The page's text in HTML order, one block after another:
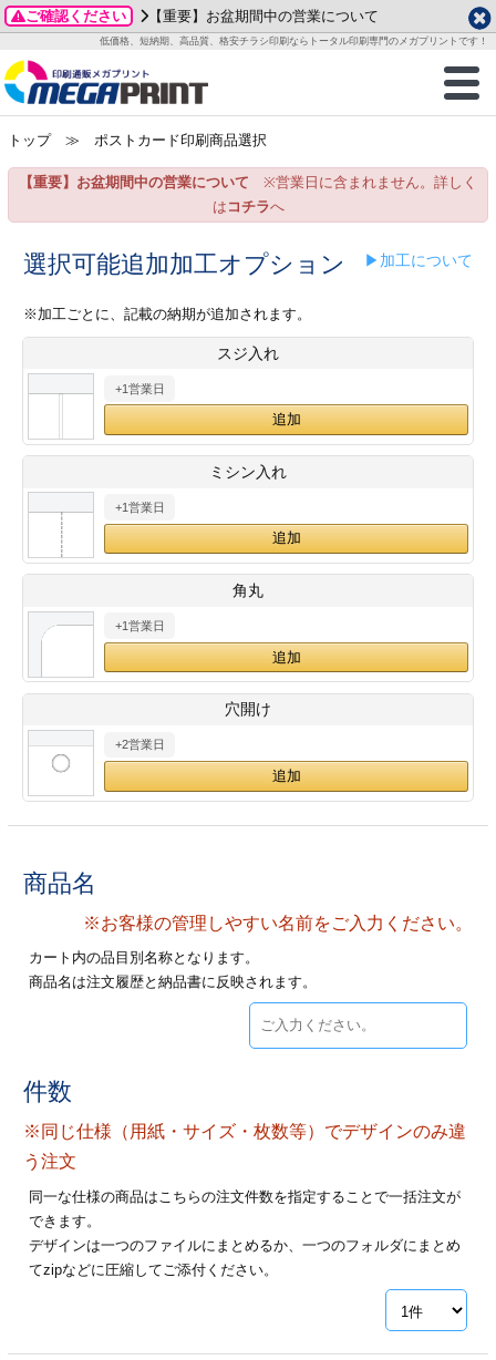
ご確認ください 【重要】お盆期間中の営業について
低価格、短納期、高品質、格安チラシ印刷ならトータル印刷専門のメガプリントです！
商品一覧
グッズ
ステッカー
ックカード印刷
業ツール印刷
＆盛り上げ印刷
ご利用ガイド
お客様へ
いて
方法
/送料について
刷
カード印刷
ックカード名刺
ムカード
型マル型印刷
ード印刷
刷
印刷
印刷
フォルダー
印刷
印刷
リーブ印刷
加工
印刷
データ作成ガイド
成前に
ガイド
加工指示ガイド
テンプレート
ード印刷
名刺印刷
ックカード
ード印刷
形マル型
印刷
刷
印刷
カード印刷
ァイル印刷
一覧
わせ
り
プル請求
2026年 8月
月
火 水 木 金
土
1
3
4 5 6 7
8
15
24
25 26 27
29
土
1
2 3
9 10 11
12
14
15 16 17 18
19
26
28
29 30
・・休業日
トップ≫ ポストカード印刷商品選択
【重要】お盆期間中の営業について ※営業日に含まれません。詳しく
は コチラへ
選択可能追加加工オプション ▶加工について
※加工ごとに、記載の納期が追加されます。
スジ入れ
+1営業日
ミシン入れ
+1営業日
角丸
+1営業日
穴開け
+2営業日
商品名
※お客様の管理しやすい名前をご入力ください。
カート内の品目別名称となります。
商品名は注文履歴と納品書に反映されます。
件数
※同じ仕様（用紙・サイズ・枚数等）でデザインのみ違
う注文
同一な仕様の商品はこちらの注文件数を指定することで一括注文が
できます。
デザインは一つのファイルにまとめるか、一つのフォルダにまとめ
てzipなどに圧縮してご添付ください。